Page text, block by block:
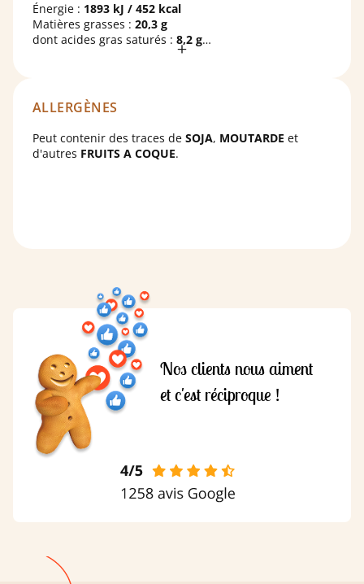
Énergie : 1893 kJ / 452 kcal
Matières grasses : 20,3 g
dont acides gras saturés : 8,2 g
Sel :0,158 g
ALLERGÈNES
Peut contenir des traces de SOJA, MOUTARDE et
d'autres FRUITS A COQUE.
Nos clients nous aiment
et c'est réciproque !